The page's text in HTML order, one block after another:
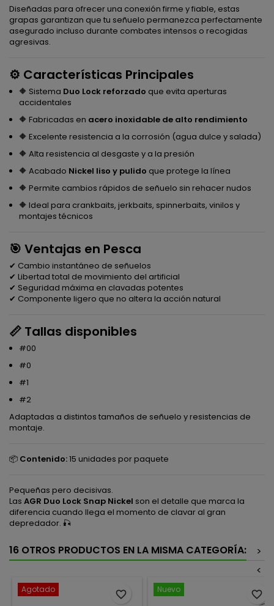
Diseñadas para ofrecer una conexión firme y fiable, estas
grapas garantizan que tu señuelo permanezca perfectamente
asegurado incluso durante combates intensos o recogidas
agresivas.
⚙️ Características Principales
🔶 Sistema Duo Lock reforzado que evita aperturas
accidentales
🔶 Fabricadas en acero inoxidable de alto rendimiento
🔶 Excelente resistencia a la corrosión (agua dulce y salada)
🔶 Alta resistencia al desgaste y a la presión
🔶 Acabado Nickel liso y pulido que protege la línea
🔶 Permite cambios rápidos de señuelo sin rehacer nudos
🔶 Ideal para crankbaits, jerkbaits, spinnerbaits, vinilos y
montajes técnicos
🎯 Ventajas en Pesca
✔ Cambio instantáneo de señuelos
✔ Libertad total de movimiento del artificial
✔ Seguridad máxima en clavadas potentes
✔ Componente ligero que no altera la acción natural
📏 Tallas disponibles
#00
#0
#1
#2
Adaptadas a distintos tamaños de señuelo y resistencias de
montaje.
📦 Contenido:15 unidades por paquete
Pequeñas pero decisivas.
Las AGR Duo Lock Snap Nickel son el detalle que marca la
diferencia cuando llega el momento de clavar al gran
depredador. 🎣
16 OTROS PRODUCTOS EN LA MISMA CATEGORÍA:
>
<
Agotado favorite_border Nuevo favorite_border